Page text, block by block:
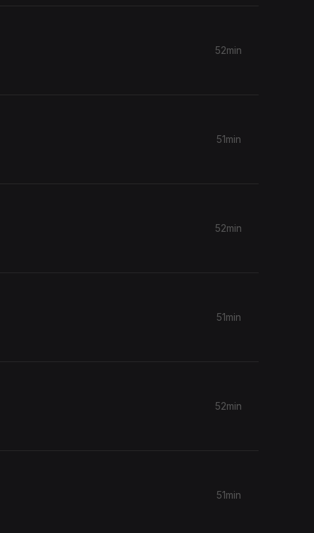
52min
51min
52min
51min
52min
51min